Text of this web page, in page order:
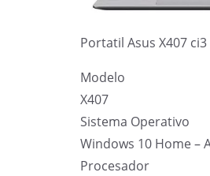
Portatil Asus X407
Modelo
X407
Sistema Operativo
Windows 10 Home –
Procesador